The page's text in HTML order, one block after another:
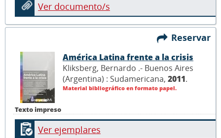
Ver documento/s
Reservar
Texto impreso
América Latina frente a la crisis
Kliksberg, Bernardo .- Buenos Aires
(Argentina) : Sudamericana, 2011.
Material bibliográfico en formato papel.
Ver ejemplares